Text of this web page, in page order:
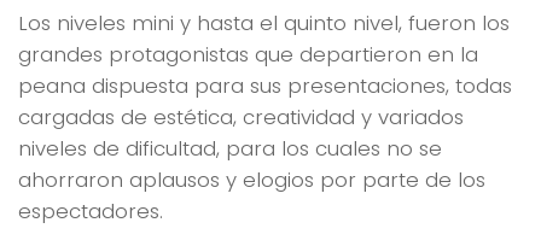
Los niveles mini y hasta el quinto nivel, fueron los
grandes protagonistas que departieron en la
peana dispuesta para sus presentaciones, todas
cargadas de estética, creatividad y variados
niveles de dificultad, para los cuales no se
ahorraron aplausos y elogios por parte de los
espectadores.